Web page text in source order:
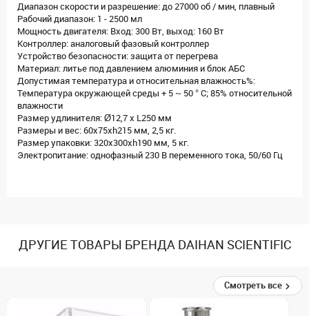
Диапазон скорости и разрешение: до 27000 об / мин, плавный
Рабочий диапазон: 1 - 2500 мл
Мощность двигателя: Вход: 300 Вт, выход: 160 Вт
Контроллер: аналоговый фазовый контроллер
Устройство безопасности: защита от перегрева
Материал: литье под давлением алюминия и блок АБС
Допустимая температура и относительная влажность%:
Температура окружающей среды + 5 ~ 50 ° C; 85% относительной
влажности
Размер удлинителя: Ø12,7 x L250 мм
Размеры и вес: 60x75xh215 мм, 2,5 кг.
Размер упаковки: 320x300xh190 мм, 5 кг.
Электропитание: однофазный 230 В переменного тока, 50/60 Гц
ДРУГИЕ ТОВАРЫ БРЕНДА DAIHAN SCIENTIFIC
Смотреть все